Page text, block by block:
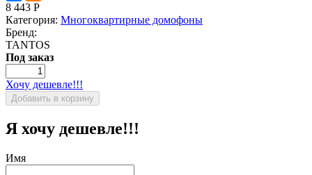
8 443 Р
Категория: Многоквартирные домофоны
Бренд:
TANTOS
Под заказ
Хочу дешевле!!!
Я хочу дешевле!!!
Имя